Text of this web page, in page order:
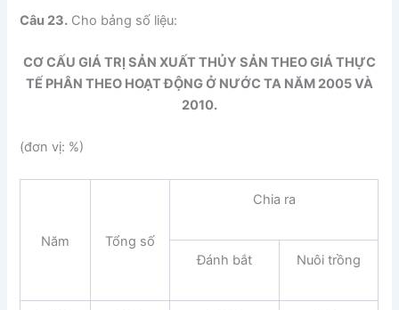
Câu 23. Cho bảng số liệu:
CƠ CẤU GIÁ TRỊ SẢN XUẤT THỦY SẢN THEO GIÁ THỰC
TẾ PHÂN THEO HOẠT ĐỘNG Ở NƯỚC TA NĂM 2005 VÀ
2010.
(đơn vị: %)
Năm Tổng số
Chia ra
Đánh bắt Nuôi trồng